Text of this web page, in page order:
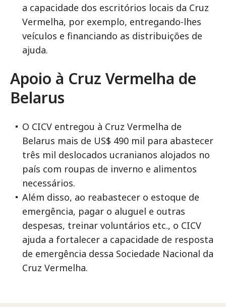
a capacidade dos escritórios locais da Cruz
Vermelha, por exemplo, entregando-lhes
veículos e financiando as distribuições de
ajuda.
Apoio à Cruz Vermelha de
Belarus
O CICV entregou à Cruz Vermelha de
Belarus mais de US$ 490 mil para abastecer
três mil deslocados ucranianos alojados no
país com roupas de inverno e alimentos
necessários.
Além disso, ao reabastecer o estoque de
emergência, pagar o aluguel e outras
despesas, treinar voluntários etc., o CICV
ajuda a fortalecer a capacidade de resposta
de emergência dessa Sociedade Nacional da
Cruz Vermelha.